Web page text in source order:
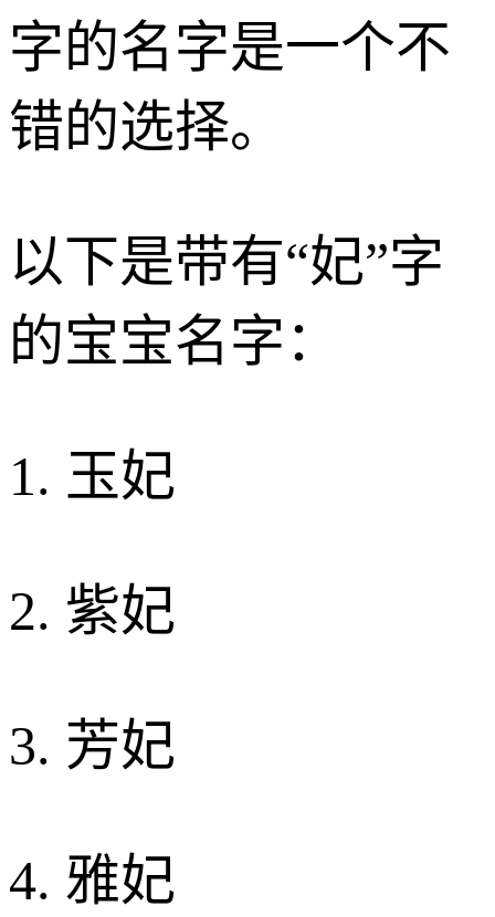
字的名字是一个不
错的选择。
以下是带有“妃”字
的宝宝名字：
1. 玉妃
2. 紫妃
3. 芳妃
4. 雅妃